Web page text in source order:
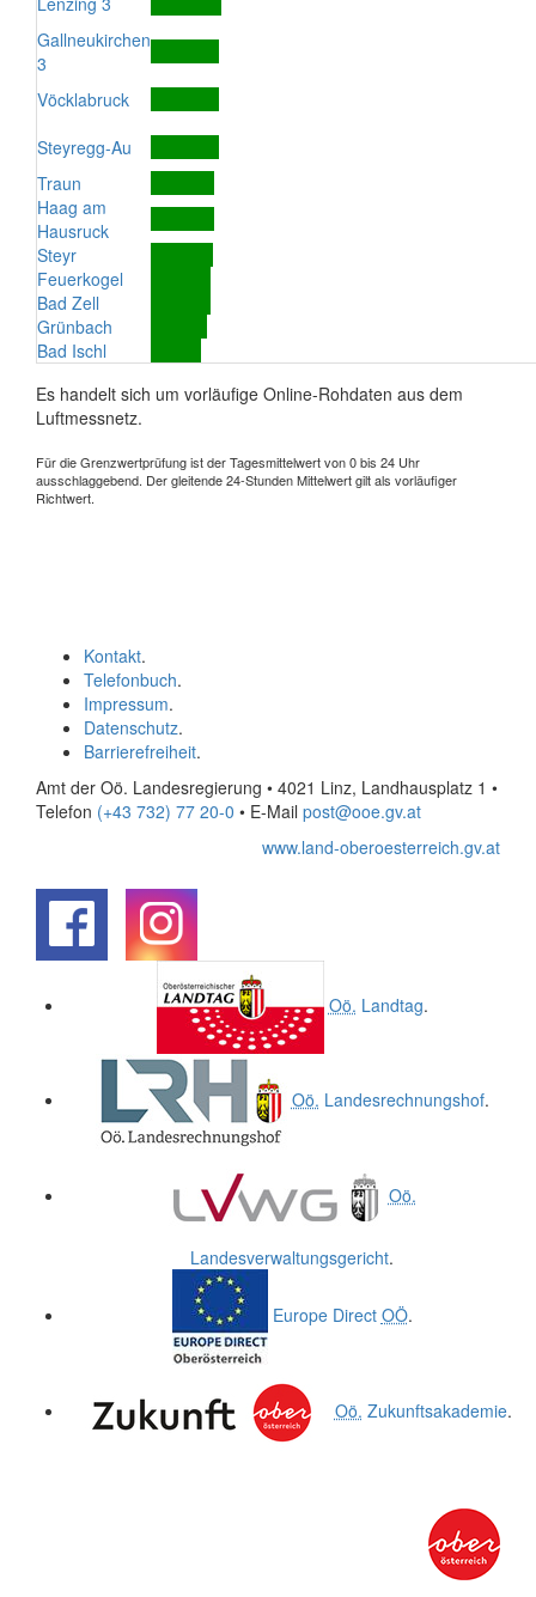
Gallneukirchen
3
Vöcklabruck
Steyregg-Au
Traun
Haag am
Hausruck
Steyr
Feuerkogel
Bad Zell
Grünbach
Bad Ischl
Es handelt sich um vorläufige Online-Rohdaten aus dem
Luftmessnetz.
Für die Grenzwertprüfung ist der Tagesmittelwert von 0 bis 24 Uhr
ausschlaggebend. Der gleitende 24-Stunden Mittelwert gilt als vorläufiger
Richtwert.
Kontakt.
Telefonbuch.
Impressum.
Datenschutz.
Barrierefreiheit.
Amt der Oö. Landesregierung • 4021 Linz, Landhausplatz 1 •
Telefon (+43 732) 77 20-0 • E-Mail post@ooe.gv.at
www.land-oberoesterreich.gv.at
Oö. Landtag.
Oö. Landesrechnungshof.
Oö.
Landesverwaltungsgericht.
Europe Direct OÖ.
Oö. Zukunftsakademie.